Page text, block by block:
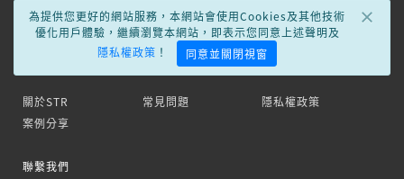
×
為提供您更好的網站服務，本網站會使用Cookies及其他技術
優化用戶體驗，繼續瀏覽本網站，即表示您同意上述聲明及
隱私權政策 ！ 同意並關閉視窗
關於STR 常見問題
隱私權政策
案例分享
聯繫我們